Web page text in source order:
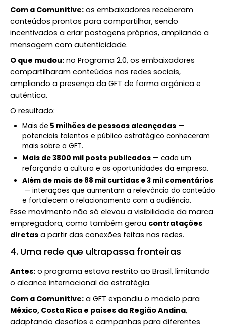
Com a Comunitive: os embaixadores receberam
conteúdos prontos para compartilhar, sendo
incentivados a criar postagens próprias, ampliando a
mensagem com autenticidade.
O que mudou: no Programa 2.0, os embaixadores
compartilharam conteúdos nas redes sociais,
ampliando a presença da GFT de forma orgânica e
autêntica.
O resultado:
Mais de 5 milhões de pessoas alcançadas —
potenciais talentos e público estratégico conheceram
mais sobre a GFT.
Mais de 3800 mil posts publicados — cada um
reforçando a cultura e as oportunidades da empresa.
Além de mais de 88 mil curtidas e 3 mil comentários
— interações que aumentam a relevância do conteúdo
e fortalecem o relacionamento com a audiência.
Esse movimento não só elevou a visibilidade da marca
empregadora, como também gerou contratações
diretas a partir das conexões feitas nas redes.
4. Uma rede que ultrapassa fronteiras
Antes: o programa estava restrito ao Brasil, limitando
o alcance internacional da estratégia.
Com a Comunitive: a GFT expandiu o modelo para
México, Costa Rica e países da Região Andina,
adaptando desafios e campanhas para diferentes